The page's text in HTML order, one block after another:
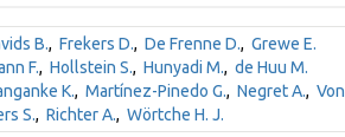
B., Frekers D., De Frenne D., Grewe E.
F., Hollstein S., Hunyadi M., de Huu M.
K., Martínez-Pinedo G., Negret A., Von
S., Richter A., Wörtche H. J.